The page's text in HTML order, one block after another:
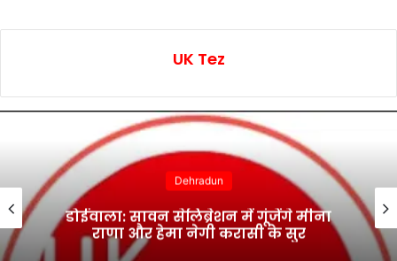
UK Tez
Dehradun
डोईवाला: सावन सेलिब्रेशन में गूंजेंगे मीना
राणा और हेमा नेगी करासी के सुर